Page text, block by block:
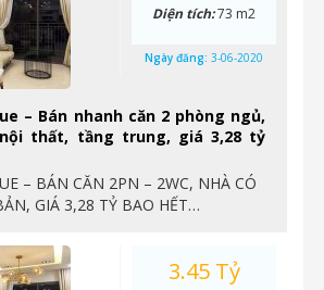
– Bán nhanh căn 2 phòng ngủ,
nội thất, tầng trung, giá 3,28 tỷ
– BÁN CĂN 2PN – 2WC, NHÀ CÓ
GIÁ 3,28 TỶ BAO HẾT…
Diện tích:73 m2
Ngày đăng: 3-06-2020
3.45 Tỷ